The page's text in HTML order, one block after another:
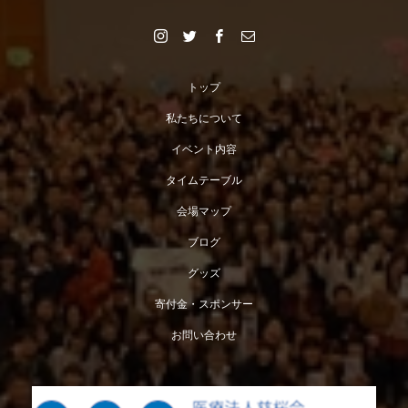
トップ
私たちについて
イベント内容
タイムテーブル
会場マップ
ブログ
グッズ
寄付金・スポンサー
お問い合わせ